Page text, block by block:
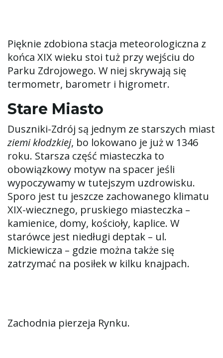
Pięknie zdobiona stacja meteorologiczna z
końca XIX wieku stoi tuż przy wejściu do
Parku Zdrojowego. W niej skrywają się
termometr, barometr i higrometr.
Stare Miasto
Duszniki-Zdrój są jednym ze starszych miast
ziemi kłodzkiej, bo lokowano je już w 1346
roku. Starsza część miasteczka to
obowiązkowy motyw na spacer jeśli
wypoczywamy w tutejszym uzdrowisku.
Sporo jest tu jeszcze zachowanego klimatu
XIX-wiecznego, pruskiego miasteczka –
kamienice, domy, kościoły, kaplice. W
starówce jest niedługi deptak – ul.
Mickiewicza – gdzie można także się
zatrzymać na posiłek w kilku knajpach.
Zachodnia pierzeja Rynku.